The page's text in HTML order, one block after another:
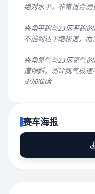
绝对水平，非常适合测
夹角平跑与23区平跑
不能到达平跑极速，而
夹角氮气与23区氮气
道倾斜，测评氮气极
更加准确
赛车海报